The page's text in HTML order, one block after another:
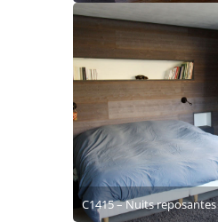
C1415 – Nuits reposantes